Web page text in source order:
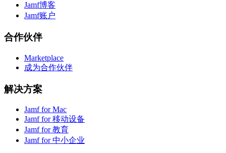
Jamf博客
Jamf账户
合作伙伴
Marketplace
成为合作伙伴
解决方案
Jamf for Mac
Jamf for 移动设备
Jamf for 教育
Jamf for 中小企业